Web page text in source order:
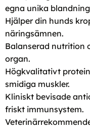
egna unika
Hjälper din hunds
näringsämnen.
Balanserad nutrition
organ.
Högkvalitativt
smidiga muskler.
Kliniskt bevisade
friskt immunsystem.